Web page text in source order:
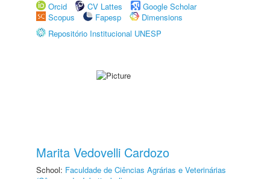
Orcid
CV Lattes
Google Scholar
Scopus
Fapesp
Dimensions
Repositório Institucional UNESP
Marita Vedovelli Cardozo
School: Faculdade de Ciências Agrárias e Veterinárias